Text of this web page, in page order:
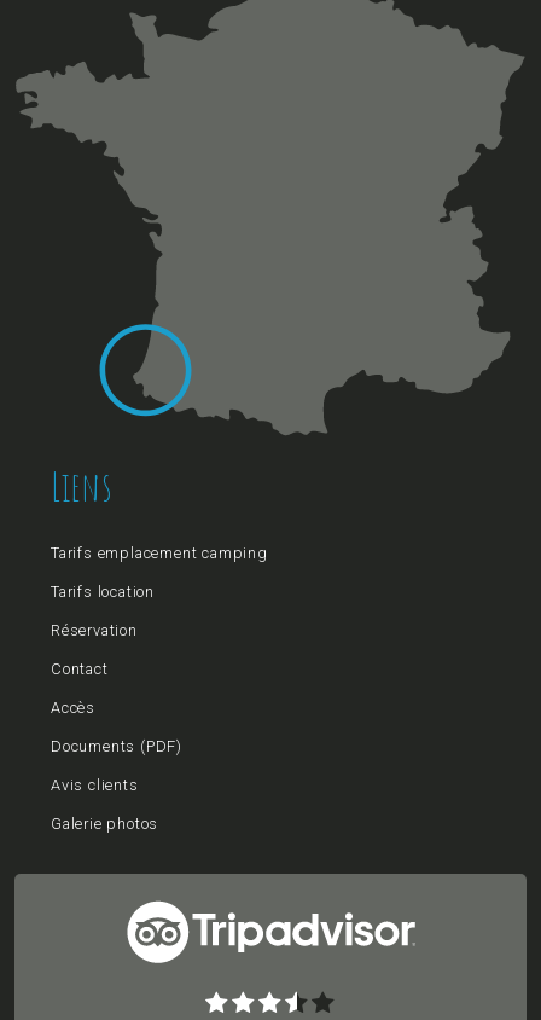
Liens
Tarifs emplacement camping
Tarifs location
Réservation
Contact
Accès
Documents (PDF)
Avis clients
Galerie photos